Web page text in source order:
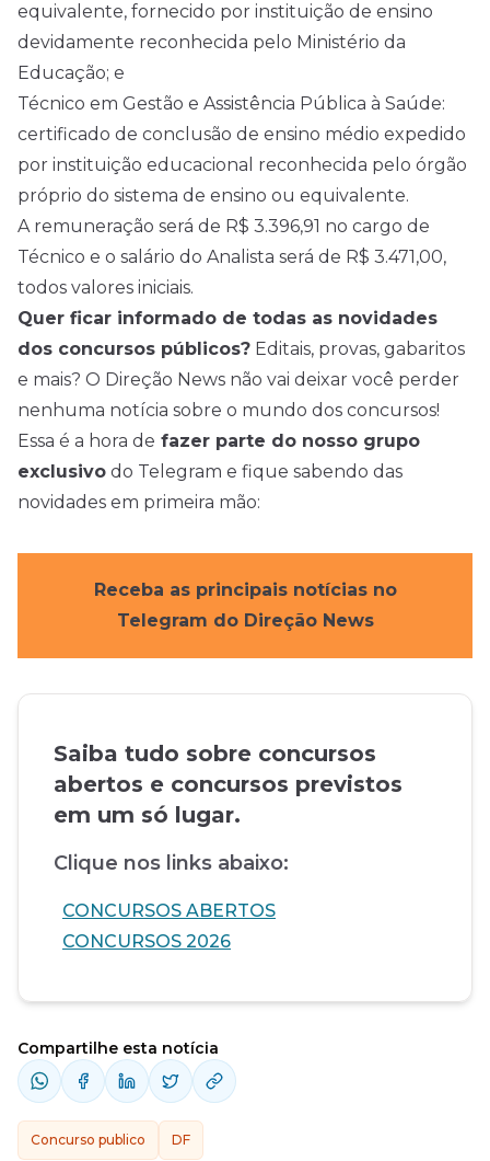
equivalente, fornecido por instituição de ensino
devidamente reconhecida pelo Ministério da
Educação; e
Técnico em Gestão e Assistência Pública à Saúde:
certificado de conclusão de ensino médio expedido
por instituição educacional reconhecida pelo órgão
próprio do sistema de ensino ou equivalente.
A remuneração será de R$ 3.396,91 no cargo de
Técnico e o salário do Analista será de R$ 3.471,00,
todos valores iniciais.
Quer ficar informado de todas as novidades
dos concursos públicos? Editais, provas, gabaritos
e mais? O Direção News não vai deixar você perder
nenhuma notícia sobre o mundo dos concursos!
Essa é a hora de fazer parte do nosso grupo
exclusivo do Telegram e fique sabendo das
novidades em primeira mão:
Receba as principais notícias no
Telegram do Direção News
Saiba tudo sobre concursos
abertos e concursos previstos
em um só lugar.
Clique nos links abaixo:
CONCURSOS ABERTOS
CONCURSOS 2026
Compartilhe esta notícia
Concurso publico DF